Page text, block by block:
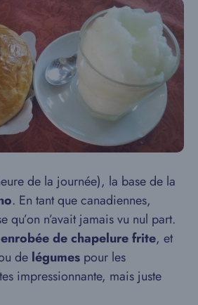
de la journée), la base de la
. En tant que canadiennes,
qu’on n’avait jamais vu nul part.
de chapelure frite, et
de légumes pour les
impressionnante, mais juste